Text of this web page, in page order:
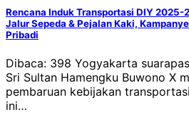
Rencana Induk Transportasi DIY
Jalur Sepeda & Pejalan Kaki,
Pribadi
Dibaca: 398 Yogyakarta
Sri Sultan Hamengku Buwono X
pembaruan kebijakan
ini…